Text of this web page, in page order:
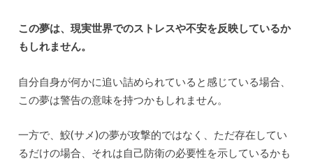
この夢は、現実世界でのストレスや不安を反映しているか
もしれません。
自分自身が何かに追い詰められていると感じている場合、
この夢は警告の意味を持つかもしれません。
一方で、鮫(サメ)の夢が攻撃的ではなく、ただ存在してい
るだけの場合、それは自己防衛の必要性を示しているかも